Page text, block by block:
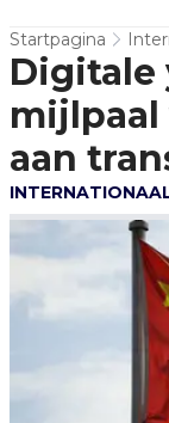
Startpagina
Digitale
mijlpaal
aan